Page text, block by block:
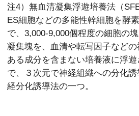
注4）無血清凝集浮遊培養法（
ES細胞などの多能性幹細胞を酵
で、3,000-9,000個程度の細胞の
凝集塊を、血清や転写因子など
ある成分を含まない培養液に浮
で、３次元で神経組織への分化
経分化誘導法の一つ。